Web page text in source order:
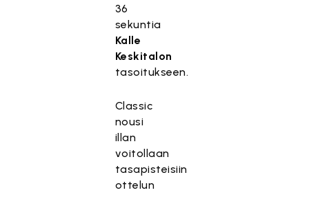
36
sekuntia
Kalle
Keskitalon
tasoitukseen.
Classic
nousi
illan
voitollaan
tasapisteisiin
ottelun